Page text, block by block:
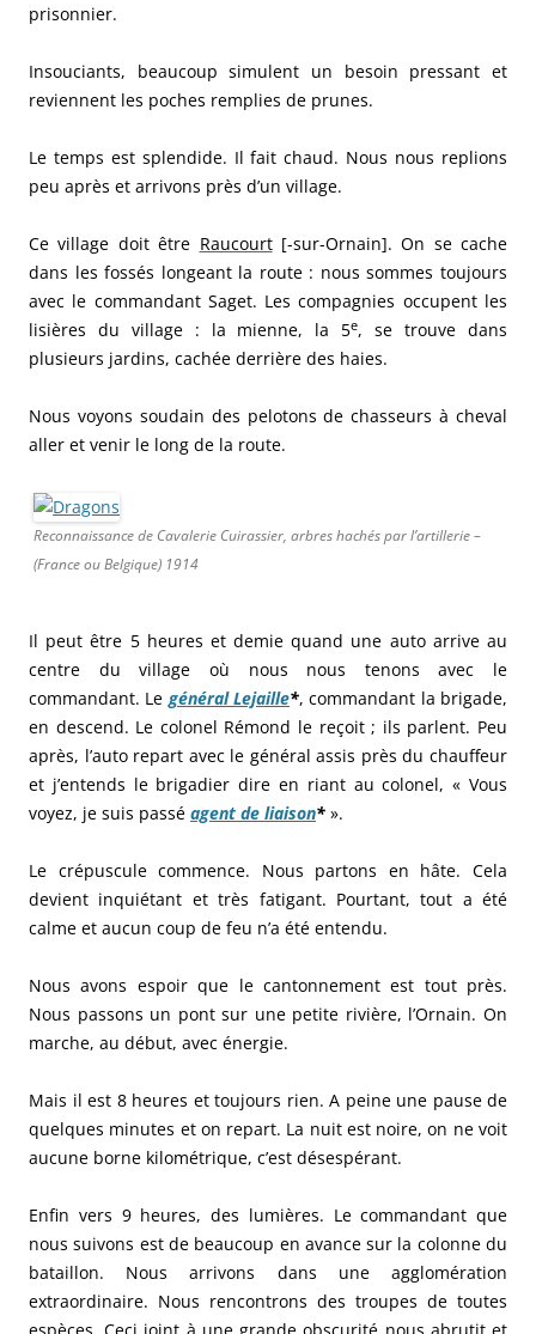
prisonnier.
Insouciants, beaucoup simulent un besoin pressant et
reviennent les poches remplies de prunes.
Le temps est splendide. Il fait chaud. Nous nous replions
peu après et arrivons près d’un village.
Ce village doit être Raucourt[-sur-Ornain]. On se cache
dans les fossés longeant la route : nous sommes toujours
avec le commandant Saget. Les compagnies occupent les
lisières du village : la mienne, la 5e, se trouve dans
plusieurs jardins, cachée derrière des haies.
Nous voyons soudain des pelotons de chasseurs à cheval
aller et venir le long de la route.
Reconnaissance de Cavalerie Cuirassier, arbres hachés par l’artillerie –
(France ou Belgique) 1914
Il peut être 5 heures et demie quand une auto arrive au
centre du village où nous nous tenons avec le
commandant. Le général Lejaille*, commandant la brigade,
en descend. Le colonel Rémond le reçoit ; ils parlent. Peu
après, l’auto repart avec le général assis près du chauffeur
et j’entends le brigadier dire en riant au colonel, « Vous
voyez, je suis passé agent de liaison* ».
Le crépuscule commence. Nous partons en hâte. Cela
devient inquiétant et très fatigant. Pourtant, tout a été
calme et aucun coup de feu n’a été entendu.
Nous avons espoir que le cantonnement est tout près.
Nous passons un pont sur une petite rivière, l’Ornain. On
marche, au début, avec énergie.
Mais il est 8 heures et toujours rien. A peine une pause de
quelques minutes et on repart. La nuit est noire, on ne voit
aucune borne kilométrique, c’est désespérant.
Enfin vers 9 heures, des lumières. Le commandant que
nous suivons est de beaucoup en avance sur la colonne du
bataillon. Nous arrivons dans une agglomération
extraordinaire. Nous rencontrons des troupes de toutes